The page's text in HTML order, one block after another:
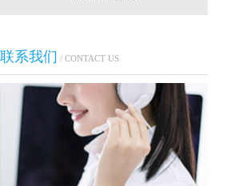
联系我们 / CONTACT US